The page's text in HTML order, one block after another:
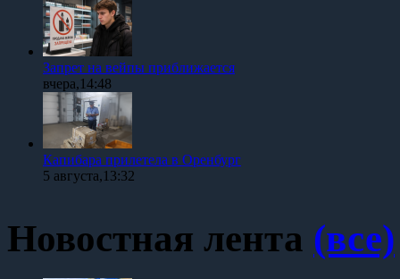
Запрет на вейпы приближается
вчера,14:48
Капибара прилетела в Оренбург
5 августа,13:32
Новостная лента (все)